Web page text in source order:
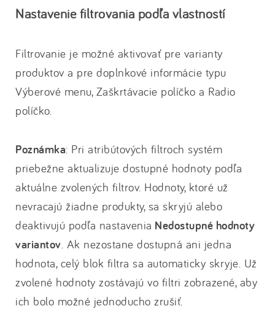
Nastavenie filtrovania podľa vlastností
Filtrovanie je možné aktivovať pre varianty
produktov a pre doplnkové informácie typu
Výberové menu, Zaškrtávacie políčko a Radio
políčko.
Poznámka: Pri atribútových filtroch systém
priebežne aktualizuje dostupné hodnoty podľa
aktuálne zvolených filtrov. Hodnoty, ktoré už
nevracajú žiadne produkty, sa skryjú alebo
deaktivujú podľa nastavenia Nedostupné hodnoty
variantov . Ak nezostane dostupná ani jedna
hodnota, celý blok filtra sa automaticky skryje. Už
zvolené hodnoty zostávajú vo filtri zobrazené, aby
ich bolo možné jednoducho zrušiť.